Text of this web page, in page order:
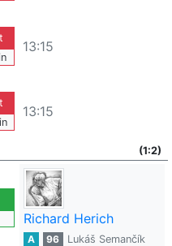
13:15
13:15
(1:2)
Richard Herich
A 96 Lukáš Semančík